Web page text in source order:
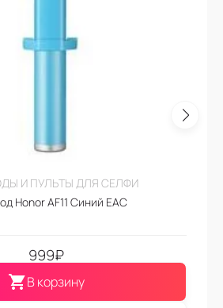
И ПУЛЬТЫ ДЛЯ СЕЛФИ
Honor AF11 Синий EAC
999₽
В корзину